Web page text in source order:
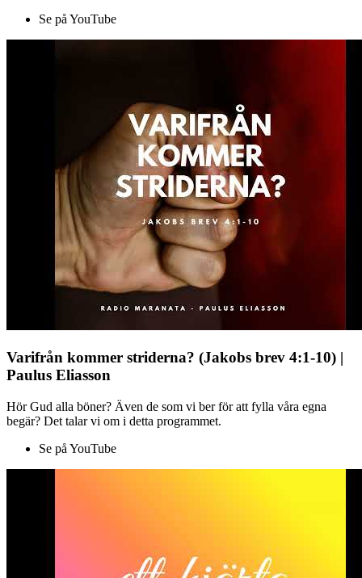
Se på YouTube
Varifrån kommer striderna? (Jakobs brev 4:1-10) |
Paulus Eliasson
Hör Gud alla böner? Även de som vi ber för att fylla våra egna
begär? Det talar vi om i detta programmet.
Se på YouTube